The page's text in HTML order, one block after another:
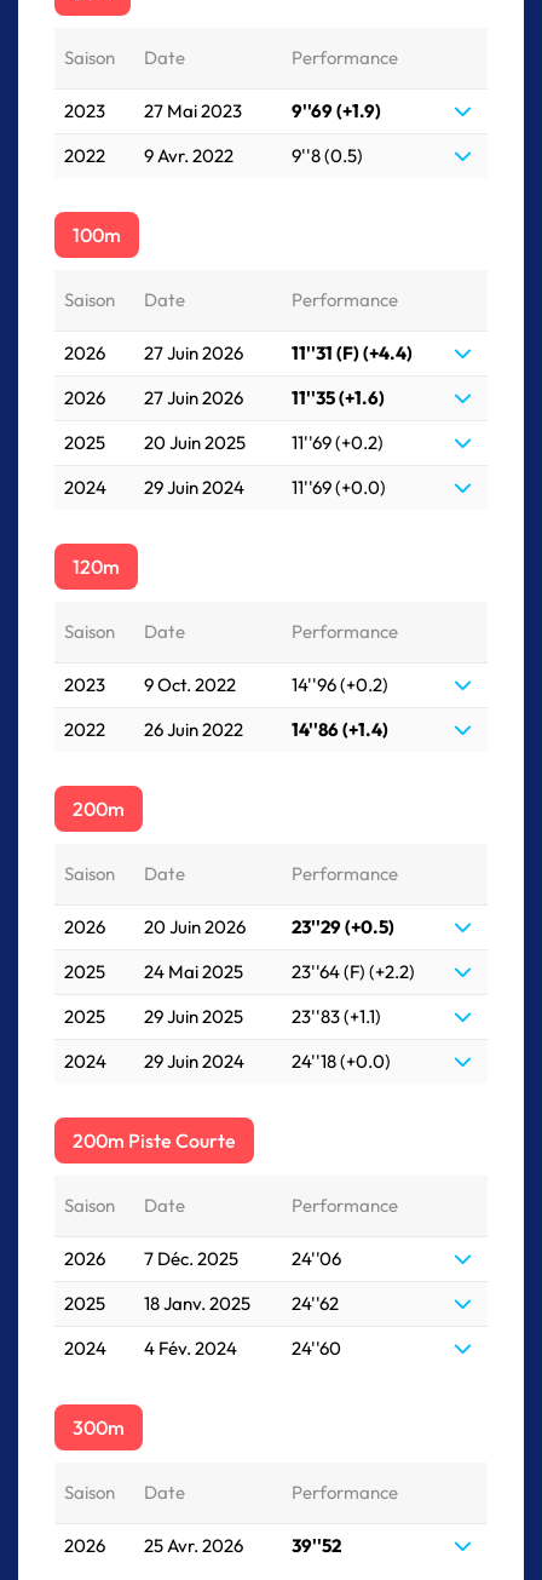
Saison Date Performance
2023 27 Mai 2023
9''69 (+1.9)
2022
9 Avr. 2022 9''8 (0.5)
100m
Saison Date Performance
2026 27 Juin 2026
11''31 (F) (+4.4)
2026
27 Juin 2026
11''35 (+1.6)
2025
20 Juin 2025
11''69 (+0.2)
2024
29 Juin 2024 11''69 (+0.0)
120m
Saison Date Performance
2023 9 Oct. 2022
14''96 (+0.2)
2022
26 Juin 2022 14''86 (+1.4)
200m
Saison Date Performance
2026 20 Juin 2026
23''29 (+0.5)
2025
24 Mai 2025
23''64 (F) (+2.2)
2025
29 Juin 2025
23''83 (+1.1)
2024
29 Juin 2024 24''18 (+0.0)
200m Piste Courte
Saison Date Performance
2026 7 Déc. 2025
24''06
2025
18 Janv. 2025
24''62
2024
4 Fév. 2024 24''60
300m
Saison Date Performance
2026 25 Avr. 2026 39''52